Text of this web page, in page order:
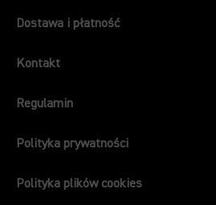
Dostawa i płatność
Kontakt
Regulamin
Polityka prywatności
Polityka plików cookies